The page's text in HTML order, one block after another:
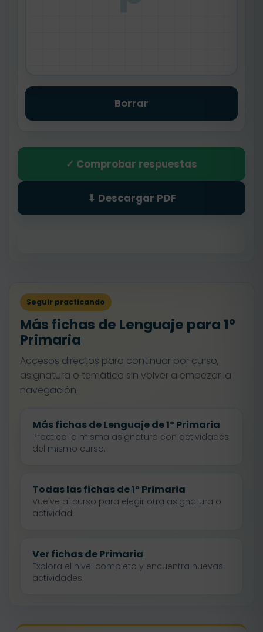
Borrar
✓ Comprobar respuestas
⬇ Descargar PDF
Seguir practicando
Más fichas de Lenguaje para 1º
Primaria
Accesos directos para continuar por curso,
asignatura o temática sin volver a empezar la
navegación.
Más fichas de Lenguaje de 1º Primaria
Practica la misma asignatura con actividades
del mismo curso.
Todas las fichas de 1º Primaria
Vuelve al curso para elegir otra asignatura o
actividad.
Ver fichas de Primaria
Explora el nivel completo y encuentra nuevas
actividades.